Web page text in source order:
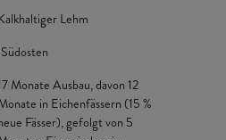
Lehm
Südosten
Monate Ausbau, davon 12
in Eichenfässern (15 %
Fässer), gefolgt von 5